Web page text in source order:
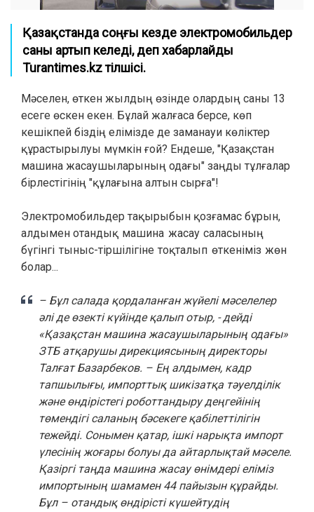
Қазақстанда соңғы кезде электромобильдер
саны артып келеді, деп хабарлайды
Turantimes.kz тілшісі.
Мәселен, өткен жылдың өзінде олардың саны 13
есеге өскен екен. Бұлай жалғаса берсе, көп
кешікпей біздің елімізде де заманауи көліктер
құрастырылуы мүмкін ғой? Ендеше, "Қазақстан
машина жасаушыларының одағы" заңды тұлғалар
бірлестігінің "құлағына алтын сырға"!
Электромобильдер тақырыбын қозғамас бұрын,
алдымен отандық машина жасау саласының
бүгінгі тыныс-тіршілігіне тоқталып өткеніміз жөн
болар...
– Бұл салада қордаланған жүйелі мәселелер
әлі де өзекті күйінде қалып отыр, - дейді
«Қазақстан машина жасаушыларының одағы»
ЗТБ атқарушы дирекциясының директоры
Талғат Базарбеков. – Ең алдымен, кадр
тапшылығы, импорттық шикізатқа тәуелділік
және өндірістегі роботтандыру деңгейінің
төмендігі саланың бәсекеге қабілеттілігін
тежейді. Сонымен қатар, ішкі нарықта импорт
үлесінің жоғары болуы да айтарлықтай мәселе.
Қазіргі таңда машина жасау өнімдері еліміз
импортының шамамен 44 пайызын құрайды.
Бұл – отандық өндірісті күшейтудің